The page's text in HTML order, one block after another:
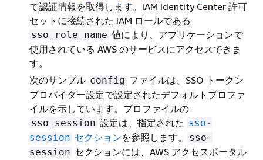
て認証情報を取得します。IAM Identity Center 許可
セットに接続された IAM ロールである
sso_role_name 値により、アプリケーションで
使用されている AWS のサービスにアクセスできま
す。
次のサンプル config ファイルは、SSO トークン
プロバイダー設定で設定されたデフォルトプロファ
イルを示しています。プロファイルの
sso_session 設定は、指定された sso-
session セクションを参照します。
sso-
session セクションには、AWS アクセスポータル